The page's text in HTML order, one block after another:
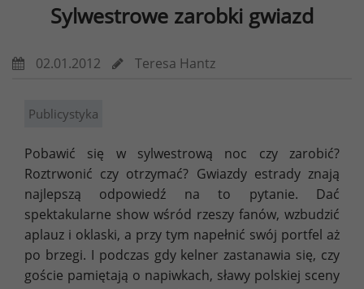
Sylwestrowe zarobki gwiazd
02.01.2012 Teresa Hantz
Publicystyka
Pobawić się w sylwestrową noc czy zarobić?
Roztrwonić czy otrzymać? Gwiazdy estrady znają
najlepszą odpowiedź na to pytanie. Dać
spektakularne show wśród rzeszy fanów, wzbudzić
aplauz i oklaski, a przy tym napełnić swój portfel aż
po brzegi. I podczas gdy kelner zastanawia się, czy
goście pamiętają o napiwkach, sławy polskiej sceny